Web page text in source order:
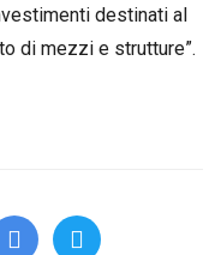
destinati al
di mezzi e strutture”.